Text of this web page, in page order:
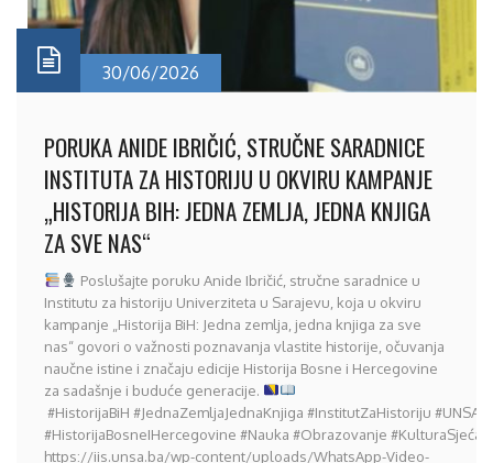
30/06/2026
PORUKA ANIDE IBRIČIĆ, STRUČNE SARADNICE
INSTITUTA ZA HISTORIJU U OKVIRU KAMPANJE
„HISTORIJA BIH: JEDNA ZEMLJA, JEDNA KNJIGA
ZA SVE NAS“
Poslušajte poruku Anide Ibričić, stručne saradnice u
Institutu za historiju Univerziteta u Sarajevu, koja u okviru
kampanje „Historija BiH: Jedna zemlja, jedna knjiga za sve
nas“ govori o važnosti poznavanja vlastite historije, očuvanja
naučne istine i značaju edicije Historija Bosne i Hercegovine
za sadašnje i buduće generacije.
#HistorijaBiH #JednaZemljaJednaKnjiga #InstitutZaHistoriju #UNSA
#HistorijaBosneIHercegovine #Nauka #Obrazovanje
https://iis.unsa.ba/wp-content/uploads/WhatsApp-Video-